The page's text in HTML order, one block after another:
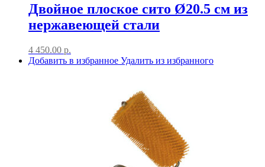
Двойное плоское сито Ø20.5 см из
нержавеющей стали
4 450.00 р.
Добавить в избранное Удалить из избранного